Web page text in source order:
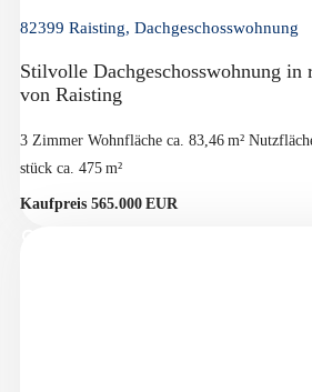
82399 Raisting, Dachgeschosswohnung
Stilvolle Dachgeschosswohnung in
von Raisting
3 Zimmer Wohnfläche ca. 83,46 m²
stück ca. 475 m²
Kaufpreis 565.000 EUR